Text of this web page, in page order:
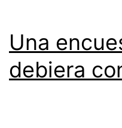
Una
debiera